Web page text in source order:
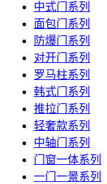
中式门系列
面包门系列
防爆门系列
对开门系列
罗马柱系列
韩式门系列
推拉门系列
轻奢款系列
中轴门系列
门窗一体系列
一门一景系列